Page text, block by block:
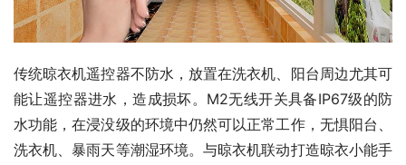
传统晾衣机遥控器不防水，放置在洗衣机、阳台周边尤其可
能让遥控器进水，造成损坏。M2无线开关具备IP67级的防
水功能，在浸没级的环境中仍然可以正常工作，无惧阳台、
洗衣机、暴雨天等潮湿环境。与晾衣机联动打造晾衣小能手